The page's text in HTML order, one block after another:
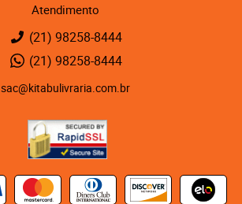
Atendimento
(21) 98258-8444
(21) 98258-8444
sac@kitabulivraria.com.br